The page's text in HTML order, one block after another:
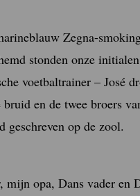
Zegna-
stonden onze
voetbaltrainer – José
en de twee broers
geschreven op de zool.
mijn opa, Dans vader en